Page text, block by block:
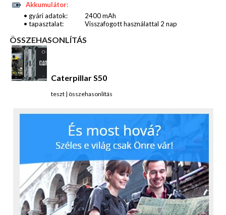
Kingston Office, a File Explorer vagy épp a teendőink
rögzítésére szolgáló ToDo. Ezeken túl persze a
applikáció és számológép is része a repertoárnak.
Akkumulátor:
• gyári adatok:
2400 mAh
• tapasztalat:
Visszafogott használattal 2 nap
ÖSSZEHASONLÍTÁS
Caterpillar S50
teszt| összehasonlítás